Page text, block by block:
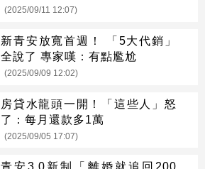
(2025/09/11 12:07)
新青安放寬首週！ 「5大代銷」
全說了 專家嘆：有點尷尬
(2025/09/09 12:02)
房貸水龍頭一開！「這些人」怒
了：每月還款多1萬
(2025/09/05 17:07)
青安3.0新制「離婚就追回200